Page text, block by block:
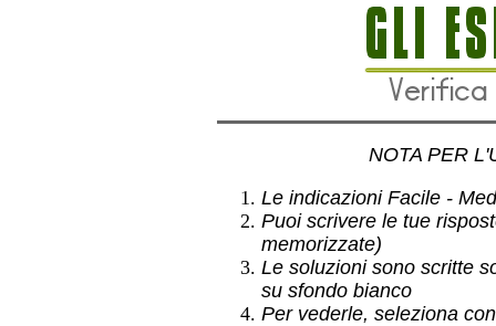
NOTA PER
Le indicazioni Facile -
Puoi scrivere le tue
memorizzate)
Le soluzioni sono scritte
su sfondo bianco
Per vederle, seleziona